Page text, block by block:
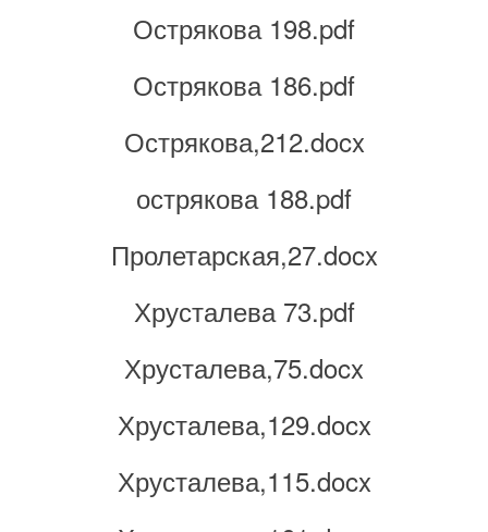
Острякова 198.pdf
Острякова 186.pdf
Острякова,212.docx
острякова 188.pdf
Пролетарская,27.docx
Хрусталева 73.pdf
Хрусталева,75.docx
Хрусталева,129.docx
Хрусталева,115.docx